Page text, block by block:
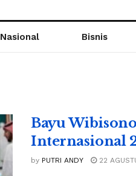
Nasional Bisnis
Bayu
Internasional
by PUTRI ANDY 22